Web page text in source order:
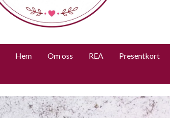
Hem Om oss REA Presentkort